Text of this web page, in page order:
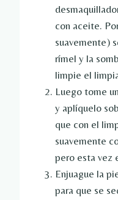
con aceite.
suavemente)
rímel y la
limpie el
Luego tome
y aplíquelo
que con el
suavemente
pero esta vez
Enjuague la
para que se